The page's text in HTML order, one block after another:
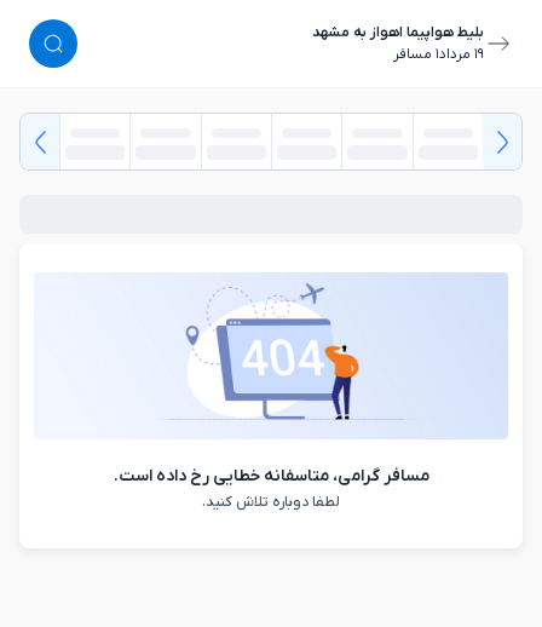
بلیط هواپیما اهواز به مشهد
١٩ مرداد
١ مسافر
مسافر گرامی، متاسفانه خطایی رخ داده است.
لطفا دوباره تلاش کنید.